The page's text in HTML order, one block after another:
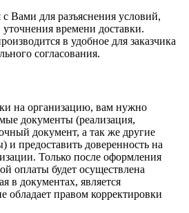
Вами для разъяснения условий,
времени доставки.
в удобное для заказчика
согласования.
на организацию, вам нужно
документы (реализация,
документ, а так же другие
и предоставить доверенность на
Только после оформления
оплаты будет осуществлена
в документах, является
обладает правом корректировки